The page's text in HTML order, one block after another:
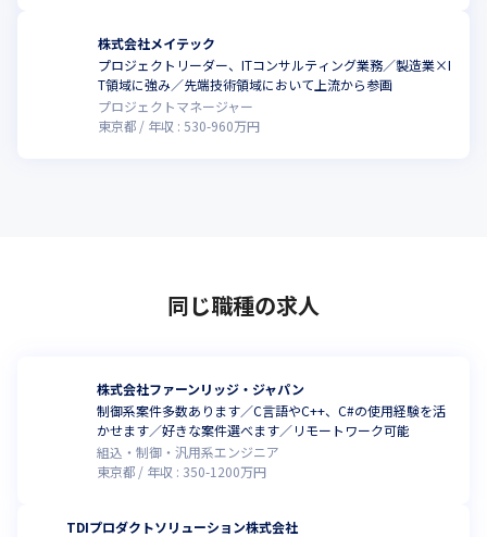
株式会社メイテック
プロジェクトリーダー、ITコンサルティング業務／製造業×I
T領域に強み／先端技術領域において上流から参画
プロジェクトマネージャー
東京都
年収 : 530-960万円
同じ職種の求人
株式会社ファーンリッジ・ジャパン
制御系案件多数あります／C言語やC++、C#の使用経験を活
かせます／好きな案件選べます／リモートワーク可能
組込・制御・汎用系エンジニア
東京都
年収 : 350-1200万円
TDIプロダクトソリューション株式会社